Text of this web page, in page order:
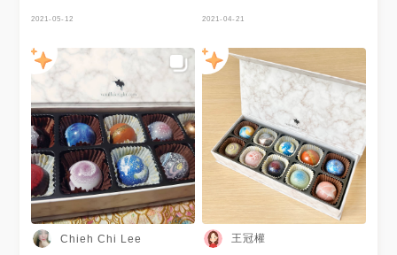
ᴍᴏʀᴇ 🔎 #熊熊吃南投 🔎 #熊熊
┈┈┈┈┈┈┈┈┈┈┈┈┈┈┈┈┈ . . . #
香草騎士 #南投美食#埔里美食#
禮盒#宅配美食#巧克力#母親節
#pinkoi#pinkoi品味美食
流口水#girlstalk美食#熊熊食事
新聞🌱
2021-05-12
👉🏻
- 🔹星球巧克力/💰 NT$650 近
期母親節快到了👩🏻 還在想的
要送什麼嗎～ 可以到pinkoi網
站看看 這次母親節主題是媽媽
宇宙 希望藉由這個主題來彰顯
媽媽的重要性 母親不像月亮.是
我的宇宙！ 小編特別推薦這款
星球巧克力 呼應了這次的主題
超棒的😍 位於南投的香草騎士
主推就是星球巧克力🪐 一打開
包裝小編覺得也太美了吧！ 一
共有10個星球 分別是太陽.水星.
金星.地球.火星.木星.土星.天王
星.海王星.冥王星 而且每款的口
味都不一樣 吃來外皮薄脆內餡
2021-04-21
Chieh Chi Lee 王冠權